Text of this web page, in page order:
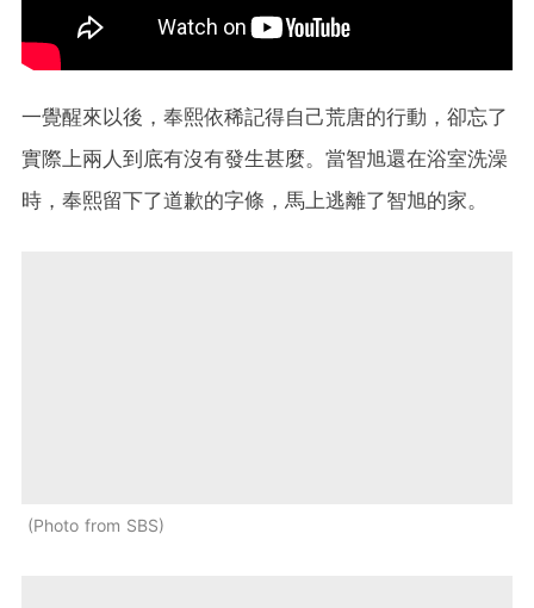
一覺醒來以後，奉熙依稀記得自己荒唐的行動，卻忘了
實際上兩人到底有沒有發生甚麼。當智旭還在浴室洗澡
時，奉熙留下了道歉的字條，馬上逃離了智旭的家。
Photo from SBS